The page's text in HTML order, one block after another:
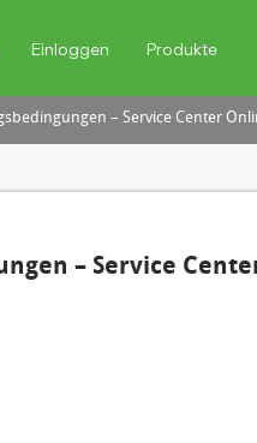
Einloggen Produkte
– Service Center
– Service